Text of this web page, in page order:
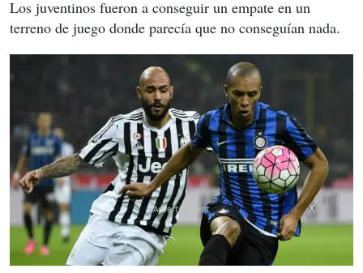
Los juventinos fueron a conseguir un empate en un
terreno de juego donde parecía que no conseguían nada.
X
X